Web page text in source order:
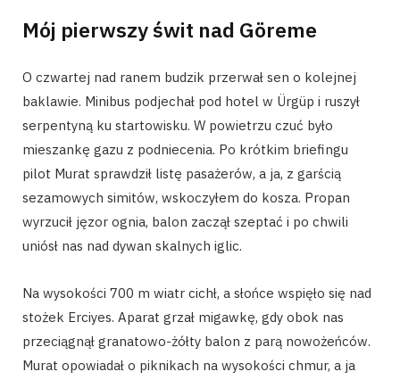
Mój pierwszy świt nad Göreme
O czwartej nad ranem budzik przerwał sen o kolejnej
baklawie. Minibus podjechał pod hotel w Ürgüp i ruszył
serpentyną ku startowisku. W powietrzu czuć było
mieszankę gazu z podniecenia. Po krótkim briefingu
pilot Murat sprawdził listę pasażerów, a ja, z garścią
sezamowych simitów, wskoczyłem do kosza. Propan
wyrzucił jęzor ognia, balon zaczął szeptać i po chwili
uniósł nas nad dywan skalnych iglic.
Na wysokości 700 m wiatr cichł, a słońce wspięło się nad
stożek Erciyes. Aparat grzał migawkę, gdy obok nas
przeciągnął granatowo-żółty balon z parą nowożeńców.
Murat opowiadał o piknikach na wysokości chmur, a ja